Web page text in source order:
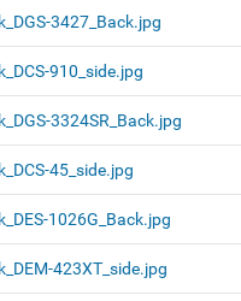
3427_Back.jpg
910_side.jpg
3324SR_Back.jpg
45_side.jpg
1026G_Back.jpg
423XT_side.jpg